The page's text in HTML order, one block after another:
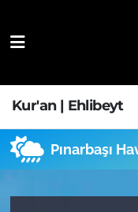
Kur'an | Ehlibeyt
Pınarbaşı
Düşünce |
Ehla-Der Haber
Hava Durumu
Trafik Durumu